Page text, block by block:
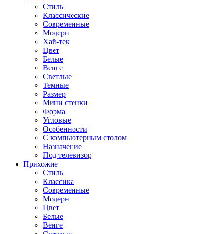
Стиль
Классические
Современные
Модерн
Хай-тек
Цвет
Белые
Венге
Светлые
Темные
Размер
Мини стенки
Форма
Угловые
Особенности
С компьютерным столом
Назначение
Под телевизор
Прихожие
Стиль
Классика
Современные
Модерн
Цвет
Белые
Венге